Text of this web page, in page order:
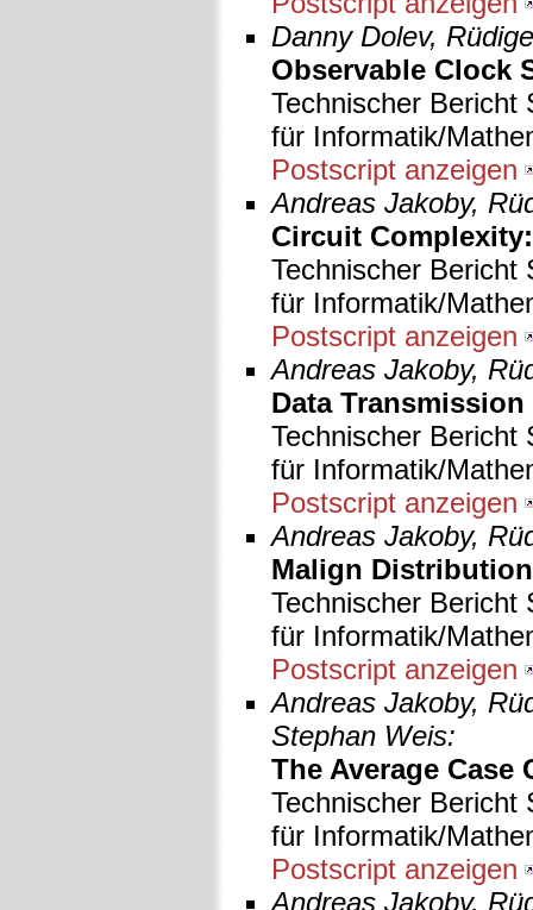
Danny Dolev,
Observable Clock
Technischer Bericht
für Informatik/
Postscript anzeigen
Andreas Jakoby,
Circuit
Technischer Bericht
für Informatik/
Postscript anzeigen
Andreas Jakoby,
Data
Technischer Bericht
für Informatik/
Postscript anzeigen
Andreas Jakoby,
Malign
Technischer Bericht
für Informatik/
Postscript anzeigen
Andreas Jakoby,
Stephan Weis:
The Average
Technischer Bericht
für Informatik/
Postscript anzeigen
Andreas Jakoby,